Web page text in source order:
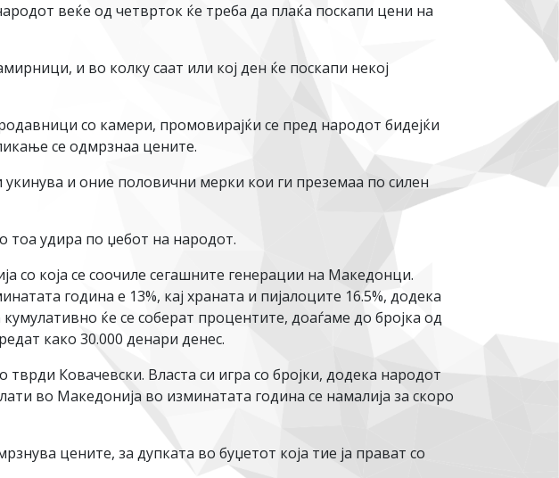
веќе од четврток ќе треба да плаќа поскапи цени на
и во колку саат или кој ден ќе поскапи некој
со камери, промовирајќи се пред народот бидејќи
се одмрзнаа цените.
укинува и оние половични мерки кои ги преземаа по силен
тоа удира по џебот на народот.
со која се соочиле сегашните генерации на Македонци.
година е 13%, кај храната и пијалоците 16.5%, додека
ќе се соберат процентите, доаѓаме до бројка од
како 30.000 денари денес.
Ковачевски. Власта си игра со бројки, додека народот
во Македонија во изминатата година се намалија за скоро
цените, за дупката во буџетот која тие ја прават со